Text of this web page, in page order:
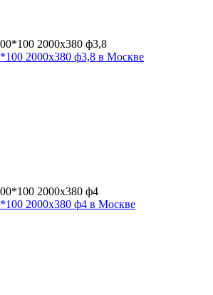
2000х380 ф3,8 в Москве
2000х380 ф4 в Москве